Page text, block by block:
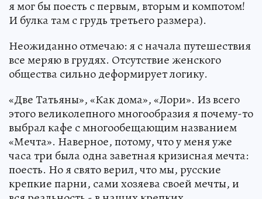
я мог бы поесть с первым, вторым и компотом!
И булка там с грудь третьего размера).
Неожиданно отмечаю: я с начала путешествия
все меряю в грудях. Отсутствие женского
общества сильно деформирует логику.
«Две Татьяны», «Как дома», «Лори». Из всего
этого великолепного многообразия я почему-то
выбрал кафе с многообещающим названием
«Мечта». Наверное, потому, что у меня уже
часа три была одна заветная кризисная мечта:
поесть. Но я свято верил, что мы, русские
крепкие парни, сами хозяева своей мечты, и